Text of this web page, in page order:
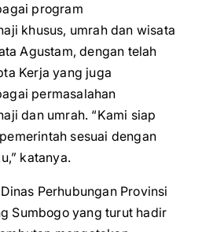
program
khusus, umrah dan wisata
Agustam, dengan telah
Kerja yang juga
permasalahan
dan umrah. “Kami siap
sesuai dengan
katanya.
Perhubungan Provinsi
Sumbogo yang turut hadir